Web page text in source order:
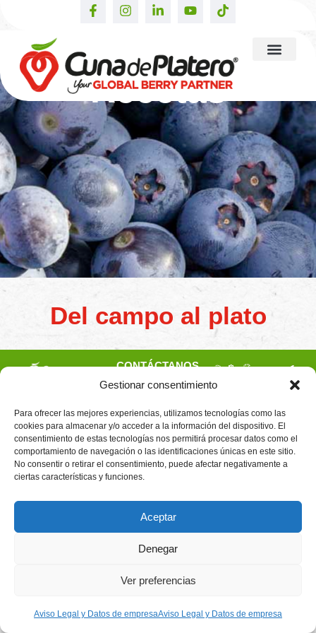
Gestionar consentimiento
Para ofrecer las mejores experiencias, utilizamos tecnologías como las
cookies para almacenar y/o acceder a la información del dispositivo. El
consentimiento de estas tecnologías nos permitirá procesar datos como el
comportamiento de navegación o las identificaciones únicas en este sitio.
No consentir o retirar el consentimiento, puede afectar negativamente a
ciertas características y funciones.
Aceptar
Denegar
Ver preferencias
Aviso Legal y Datos de empresaAviso Legal y Datos de empresa
Recetas
Del campo al plato
Productores
fresas,
frambuesas,
arándanos
y
moras
desde
1988.
cada
CONTÁCTANOS
Montemayor s/n
Huelva ESPAÑA.
info@cunadeplatero.com
+34 959 37 21
25
CORPORATIVOS
Logotipo -
Dossier inglés
Aviso legal
privacidad
Canal de denuncias
Canal de denuncias
medio ambiente
Desarrollado porEmociona